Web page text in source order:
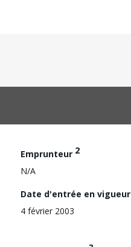
Emprunteur 2
N/A
Date d'entrée en vigueur
4 février 2003